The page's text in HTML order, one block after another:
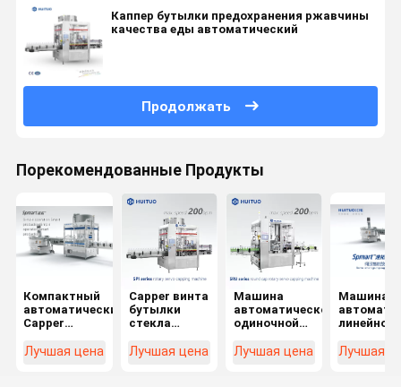
Каппер бутылки предохранения ржавчины
качества еды автоматический
Продолжать
Порекомендованные Продукты
Компактный
автоматический
Capper
машина
Лучшая цена
Capper винта
бутылки
стекла
машины
Лучшая цена
Машина
автоматической
одиночной
покрывая
Лучшая цена
Машина
линейной
винта
Лучшая